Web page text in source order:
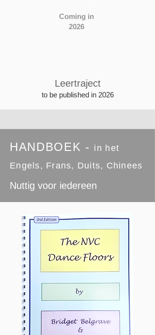
Coming in
2026
Leertraject
to be published in 2026
HANDBOEK - in het
Engels, Frans, Duits, Chinees
Nuttig voor iedereen